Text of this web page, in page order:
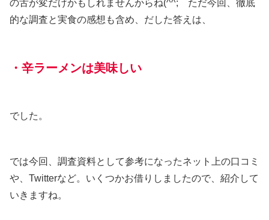
の舌が変だけかもしれませんからね(^^; ただ今回、徹底
的な調査と実食の感想も含め、だした答えは、
・辛ラーメンは美味しい
でした。
では今回、調査資料として参考になったネット上の口コミ
や、Twitterなど。いくつかお借りしましたので、紹介して
いきますね。